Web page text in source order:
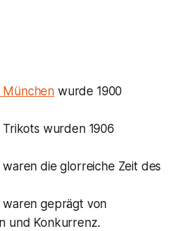
München wurde 1900
wurden 1906
waren die glorreiche Zeit des
waren geprägt von
und Konkurrenz.